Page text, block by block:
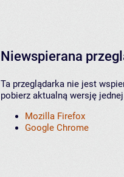
Niewspierana
Ta przeglądarka nie jest
pobierz aktualną wersję
Mozilla Firefox
Google Chrome